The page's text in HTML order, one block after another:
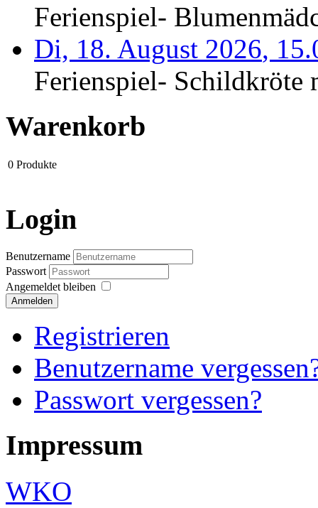
Ferienspiel-
Di, 18. August 2026,
Ferienspiel- Schildkröte
Warenkorb
0 Produkte
Login
Benutzername
Passwort
Angemeldet bleiben
Anmelden
Registrieren
Benutzername
Passwort vergessen?
Impressum
WKO